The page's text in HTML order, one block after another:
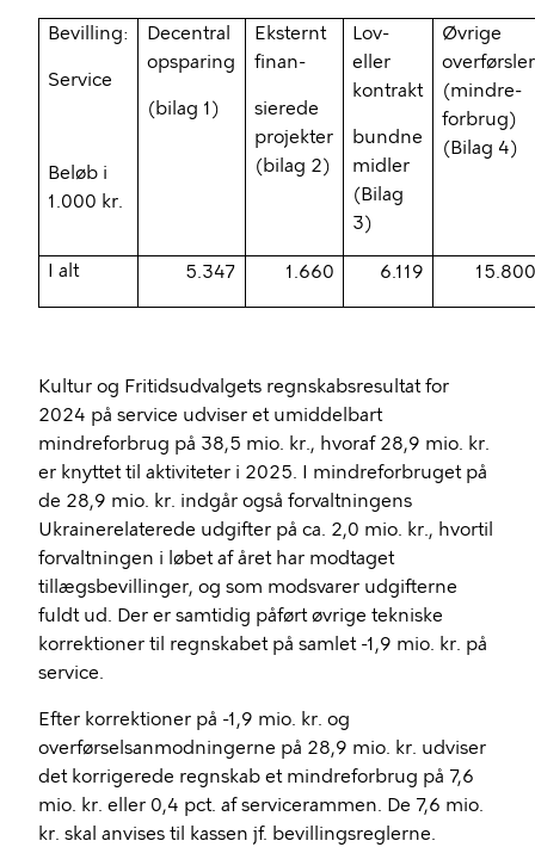
Bevilling:
Service
Beløb i
1.000 kr.
Decentral
opsparing
(bilag 1)
Eksternt
finan-
sierede
projekter
(bilag 2)
Lov-
eller
kontrakt
bundne
midler
(Bilag
3)
Øvrige
overførsler
(mindre-
forbrug)
(Bilag 4)
I alt 5.347 1.660 6.119 15.800
Kultur og Fritidsudvalgets regnskabsresultat for
2024 på service udviser et umiddelbart
mindreforbrug på 38,5 mio. kr., hvoraf 28,9 mio. kr.
er knyttet til aktiviteter i 2025. I mindreforbrugetpå
de 28,9 mio. kr. indgår også forvaltningens
Ukrainerelaterede udgifter på ca. 2,0 mio. kr., hvortil
forvaltningen i løbet af året har modtaget
tillægsbevillinger, og som modsvarer udgifterne
fuldt ud. Der er samtidig påført øvrige tekniske
korrektioner til regnskabet på samlet -1,9 mio. kr. på
service.
Efter korrektioner på -1,9 mio. kr. og
overførselsanmodningerne på 28,9 mio. kr. udviser
det korrigerede regnskab et mindreforbrug på 7,6
mio. kr. eller 0,4 pct. af servicerammen. De 7,6 mio.
kr. skal anvises til kassen jf. bevillingsreglerne.